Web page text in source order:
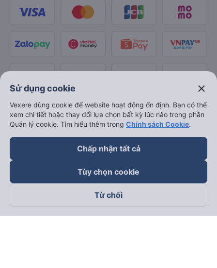
Theo dõi chúng tôi trên
Sử dụng cookie close
Vexere dùng cookie để website hoạt động ổn định. Bạn có thể
xem chi tiết hoặc thay đổi lựa chọn bất kỳ lúc nào trong phần
Quản lý cookie. Tìm hiểu thêm trong Chính sách Cookie.
Chấp nhận tất cả
Tùy chọn cookie
Từ chối